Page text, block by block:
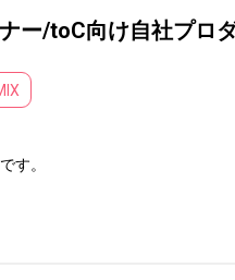
ー/toC向け自社プロ
す。